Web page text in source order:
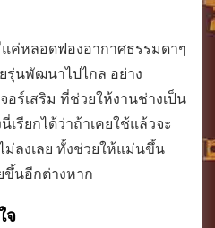
ค่หลอดฟองอากาศธรรมดาๆ
รุ่นพัฒนาไปไกล อย่าง
อร์เสริม ที่ช่วยให้งานช่างเป็น
เรียกได้ว่าถ้าเคยใช้แล้วจะ
ลงเลย ทั้งช่วยให้แม่นขึ้น
ขึ้นอีกต่างหาก
จ